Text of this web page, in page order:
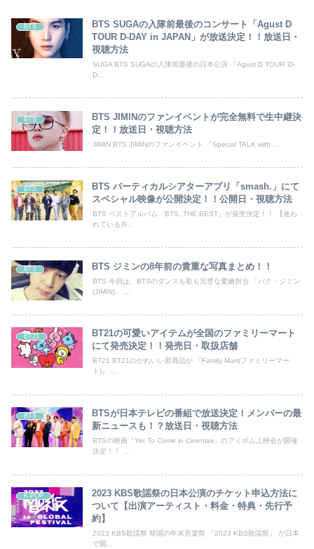
BTS
BTS SUGAの入隊前最後のコンサート「Agust D
TOUR D-DAY in JAPAN」が放送決定！！放送日・
視聴方法
SUGA BTS SUGAの入隊前最後の日本公演 『Agust D TOUR 'D-
D...
BTS
BTS JIMINのファンイベントが完全無料で生中継決
定！！放送日・視聴方法
JIMIN BTS JIMINのファンイベント 『Special TALK with....
BTS
BTS バーティカルシアターアプリ「smash.」にて
スペシャル映像が公開決定！！公開日・視聴方法
BTS ベストアルバム「BTS, THE BEST」が発売決定！！ 【迷わ
れている方...
BTS BTS ジミンの8年前の貴重な写真まとめ！！
BTS 今回は、BTSのダンスも歌も完璧な愛嬌担当 「パク・ジミン
(JIMIN)」 ...
BT21
BT21の可愛いアイテムが全国のファミリーマート
にて発売決定！！発売日・取扱店舗
BT21 BT21のかわいい新商品が 『Family Mart(ファミリーマー
ト)』 ...
BTS
BTSが日本テレビの番組で放送決定！メンバーの最
新ニュースも！？放送日・視聴方法
BTSの映画「Yet To Come in Cinemas」のアミボム上映会が開催
決定！！ ...
K-POP
2023 KBS歌謡祭の日本公演のチケット申込方法に
ついて【出演アーティスト・料金・特典・先行予
約】
2023 KBS歌謡祭 韓国の年末音楽祭 『2023 KBS歌謡祭』 が日本
で開...